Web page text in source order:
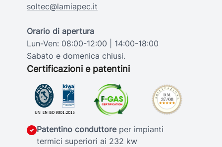
soltec@lamiapec.it
Orario di apertura
Lun-Ven: 08:00-12:00 | 14:00-18:00
Sabato e domenica chiusi.
Certificazioni e patentini
Patentino conduttoreper impianti
termici superiori ai 232 kw